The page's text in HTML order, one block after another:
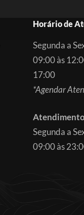
Horário de
Segunda a
09:00 às
17:00
*Agendar
Segunda a
09:00 às